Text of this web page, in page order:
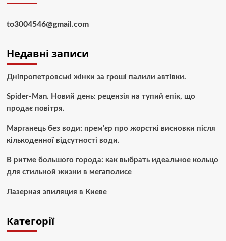
to3004546@gmail.com
Недавні записи
Дніпропетровські жінки за гроші палили автівки.
Spider-Man. Новий день: рецензія на тупий епік, що
продає повітря.
Марганець без води: прем’єр про жорсткі висновки після
кількоденної відсутності води.
В ритме большого города: как выбрать идеальное кольцо
для стильной жизни в мегаполисе
Лазерная эпиляция в Киеве
Категорії